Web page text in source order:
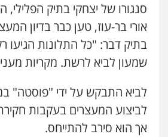
סנגורו של יצחקי בתיק הפלילי,
אורי בר-עוז, טען כבר בדיון
בתיק דבר: "כל התלונות הגיעו
שמעון לביא לרשת. מקריות
לביצוע המעצרים בעקבות
אך הוא סירב להתייחס.